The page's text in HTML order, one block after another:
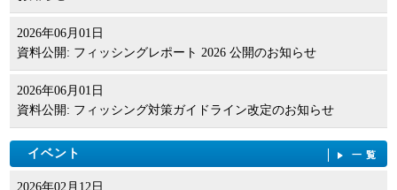
2026年06月01日
資料公開: フィッシングレポート 2026 公開のお知らせ
2026年06月01日
資料公開: フィッシング対策ガイドライン改定のお知らせ
イベント 一覧
2026年02月12日